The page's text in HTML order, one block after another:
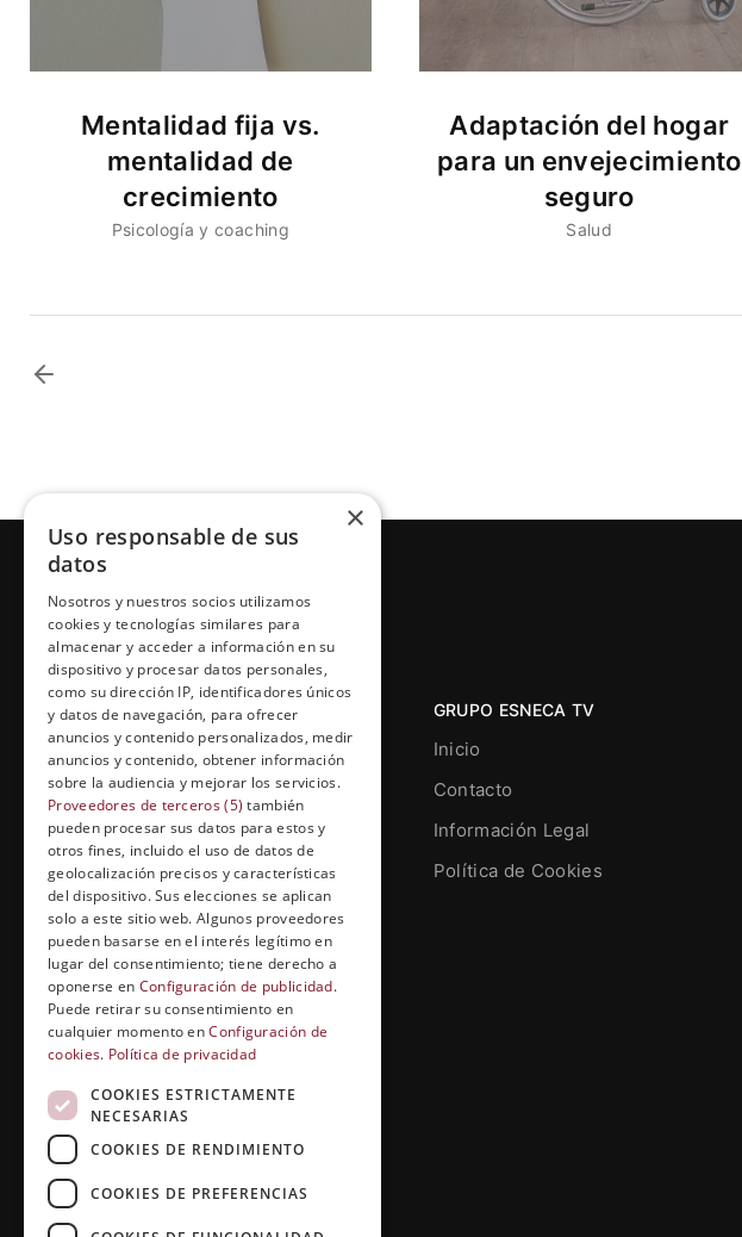
Mentalidad fija vs.
mentalidad de
crecimiento
Psicología y coaching
Adaptación del hogar
para un envejecimiento
seguro
Salud
Grupo Esneca TV
Calle Prat de la Riba, 22, Entresuelo
(local 5)
25004, Lleida. España
contenidos@grupoesneca.tv
GRUPO ESNECA TV
Inicio
Contacto
Información Legal
Política de Cookies
×
Uso responsable de sus
datos
Nosotros y nuestros socios utilizamos
cookies y tecnologías similares para
almacenar y acceder a información en su
dispositivo y procesar datos personales,
como su dirección IP, identificadores únicos
y datos de navegación, para ofrecer
anuncios y contenido personalizados, medir
anuncios y contenido, obtener información
sobre la audiencia y mejorar los servicios.
Proveedores de terceros (5) también
pueden procesar sus datos para estos y
otros fines, incluido el uso de datos de
geolocalización precisos y características
del dispositivo. Sus elecciones se aplican
solo a este sitio web. Algunos proveedores
pueden basarse en el interés legítimo en
lugar del consentimiento; tiene derecho a
oponerse en Configuración de publicidad.
Puede retirar su consentimiento en
cualquier momento enConfiguración de
cookies. Política de privacidad
COOKIES ESTRICTAMENTE
NECESARIAS
COOKIES DE RENDIMIENTO
COOKIES DE PREFERENCIAS